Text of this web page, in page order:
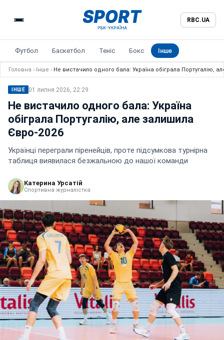
RBC.UA
Футбол Баскетбол Теніс Бокс Інше
Головна › Інше › Не вистачило одного бала: Україна обіграла Португалію,
ІНШЕ 01 липня 2026, 22:29
Не вистачило одного бала: Україна
обіграла Португалію, але залишила
Євро-2026
Українці переграли піренейців, проте підсумкова турнірна
таблиця виявилася безжальною до нашої команди
Катерина Урсатій
Спортивна журналістка